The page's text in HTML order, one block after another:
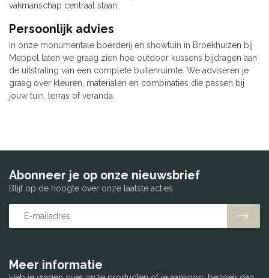
vakmanschap centraal staan.
Persoonlijk advies
In onze monumentale boerderij en showtuin in Broekhuizen bij
Meppel laten we graag zien hoe outdoor kussens bijdragen aan
de uitstraling van een complete buitenruimte. We adviseren je
graag over kleuren, materialen en combinaties die passen bij
jouw tuin, terras of veranda.
Meer informatie
Abonneer je op onze nieuwsbrief
Blijf op de hoogte over onze laatste acties